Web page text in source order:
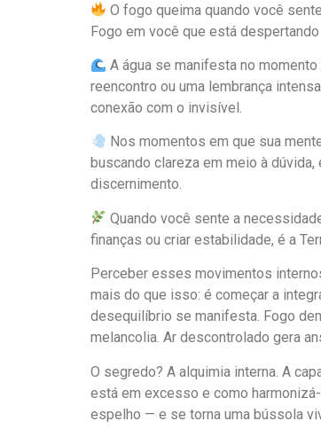
O fogo queima quando você
Fogo em você que está
A água se manifesta no
reencontro ou uma lembrança
conexão com o invisível.
Nos momentos em que sua
buscando clareza em meio à
discernimento.
Quando você sente a
finanças ou criar estabilidade, é a
Perceber esses movimentos
mais do que isso: é começar a
desequilíbrio se manifesta. Fogo
melancolia. Ar descontrolado gera
O segredo? A alquimia interna. A
está em excesso e como
espelho — e se torna uma bússola